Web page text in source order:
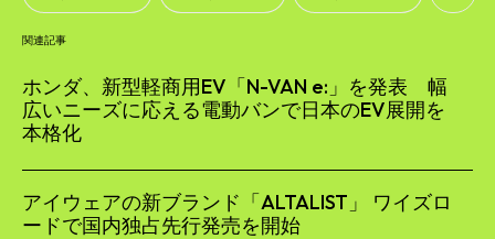
関連記事
ホンダ、新型軽商用EV「N-VAN e:」を発表 幅
広いニーズに応える電動バンで日本のEV展開を
本格化
アイウェアの新ブランド「ALTALIST」 ワイズロ
ードで国内独占先行発売を開始